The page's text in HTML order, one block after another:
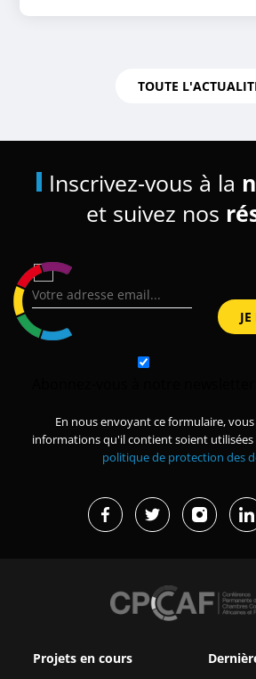
TOUTE
Inscrivez-vous à la
et suivez nos
En nous envoyant ce formulaire,
informations qu'il contient soient utilisées
politique de protection des
Projets en cours